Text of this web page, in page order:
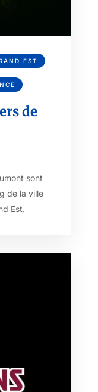
EST
de
sont
de la ville
Est.